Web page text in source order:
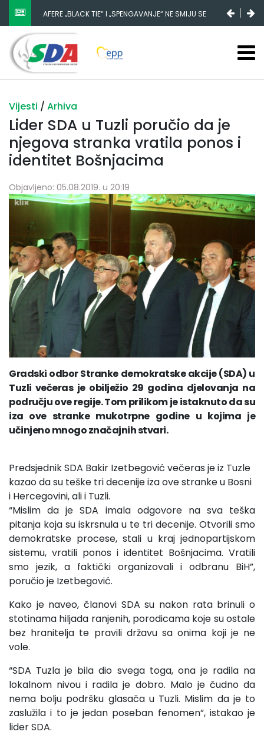
AFERE „BLACK TIE“ I „SPENGAVANJE“ NE SMIJU SE
ZATAŠKATI
Vijesti / Arhiva
Lider SDA u Tuzli poručio da je
njegova stranka vratila ponos i
identitet Bošnjacima
Objavljeno: 05.08.2019. u 20:19
Gradski odbor Stranke demokratske akcije (SDA) u
Tuzli večeras je obilježio 29 godina djelovanja na
području ove regije. Tom prilikom je istaknuto da su
iza ove stranke mukotrpne godine u kojima je
učinjeno mnogo značajnih stvari.
Predsjednik SDA Bakir Izetbegović večeras je iz Tuzle
kazao da su teške tri decenije iza ove stranke u Bosni
i Hercegovini, ali i Tuzli.
“Mislim da je SDA imala odgovore na sva teška
pitanja koja su iskrsnula u te tri decenije. Otvorili smo
demokratske procese, stali u kraj jednopartijskom
sistemu, vratili ponos i identitet Bošnjacima. Vratili
smo jezik, a faktički organizovali i odbranu BiH”,
poručio je Izetbegović.
Kako je naveo, članovi SDA su nakon rata brinuli o
stotinama hiljada ranjenih, porodicama koje su ostale
bez hranitelja te pravili državu sa onima koji je ne
vole.
“SDA Tuzla je bila dio svega toga, ona je radila na
lokalnom nivou i radila je dobro. Malo je čudno da
nema bolju podršku glasača u Tuzli. Mislim da je to
zaslužila i to je jedan poseban fenomen”, istakao je
lider SDA.